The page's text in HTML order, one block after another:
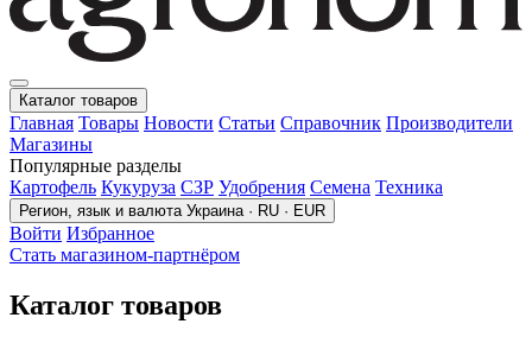
Каталог товаров
Главная Товары Новости Статьи Справочник Производители
Магазины
Популярные разделы
Картофель Кукуруза СЗР Удобрения Семена Техника
Регион, язык и валюта Украина · RU · EUR
Войти Избранное
Стать магазином-партнёром
Каталог товаров